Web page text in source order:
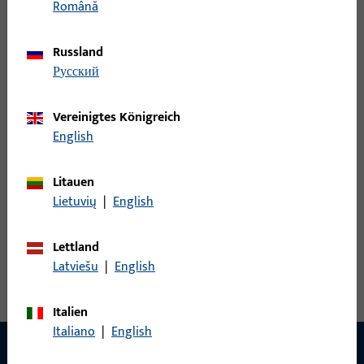
200x24x26x2
W24x26x200x2-ABG-X
WINKELSCHLIESSBLECHE DIN RS AUS
NICHTROST.STAHL,ABGER., 200x24x26x2
Alle Varianten ansehen
Română
Russland
русский
Vereinigtes Königreich
English
Litauen
Lietuvių | English
Lettland
Latviešu | English
Italien
Italiano | English